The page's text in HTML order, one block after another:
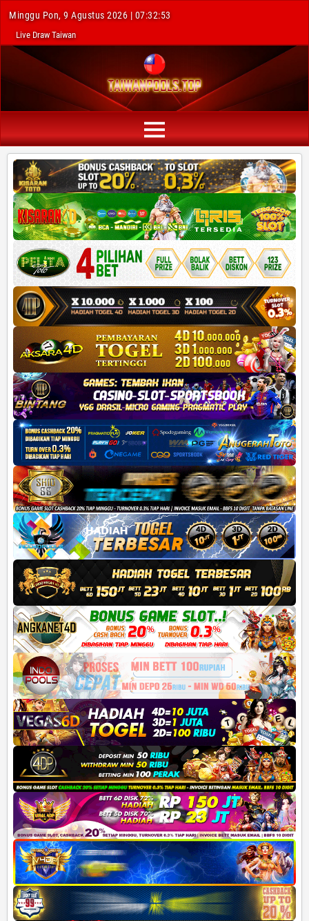
Minggu Pon, 9 Agustus 2026 | 07:32:54
Live Draw Taiwan